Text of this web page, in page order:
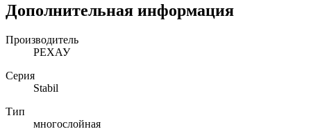
Дополнительная информация
Производитель
РЕХАУ
Серия
Stabil
Тип
многослойная